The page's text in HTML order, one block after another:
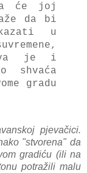
će joj
da bi
u
je i
shvaća
gradu
pjevačici.
"stvorena" da
gradiću (ili na
potražili malu